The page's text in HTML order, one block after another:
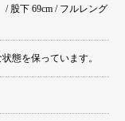
/ 股下 69cm / フルレング
態を保っています。